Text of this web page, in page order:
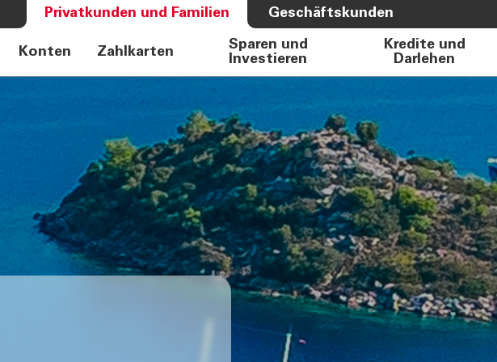
Privatkunden und Familien Geschäftskunden
Konten Zahlkarten
Sparen und
Investieren
Kredite und
Darlehen
Sparkasse Auto
Club Sparkasse
Academy
ÜBER UNS
Bank
Governance
Direktion
Investor Relations
Aktionäre
Internal Dealing
Nachhaltigkeit